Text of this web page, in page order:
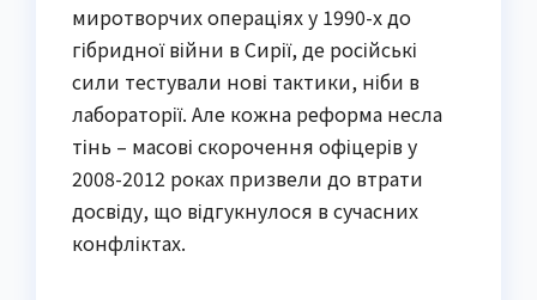
миротворчих операціях у 1990-х до
гібридної війни в Сирії, де російські
сили тестували нові тактики, ніби в
лабораторії. Але кожна реформа несла
тінь – масові скорочення офіцерів у
2008-2012 роках призвели до втрати
досвіду, що відгукнулося в сучасних
конфліктах.